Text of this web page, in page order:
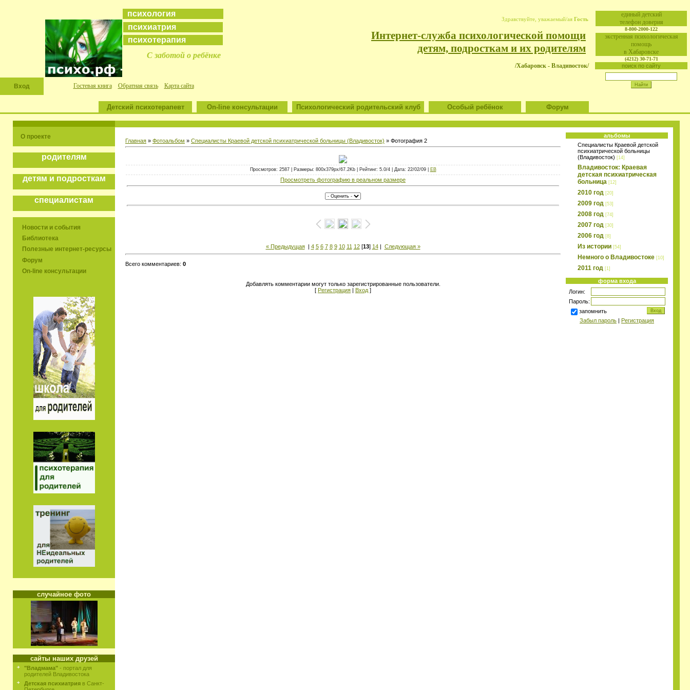
eдиный детский
телефон доверия
8-800-2000-122
экстренная психологическая
помощь
в Хабаровске
(4212) 30-71-71
поиск по сайту
психология
психиатрия
психотерапия
С заботой о ребёнке
Здравствуйте, уважаемый/ая Гость
Интернет-служба психологической помощи
детям, подросткам и их родителям
/Хабаровск - Владивосток/
Вход Гостевая книга Обратная связь Карта сайта
Детский психотерапевт On-line консультации Психологический родительский клуб Особый ребёнок Форум
О проекте
родителям
детям и подросткам
специалистам
Новости и события
Библиотека
Полезные интернет-ресурсы
Форум
On-line консультации
случайное фото
сайты наших друзей
"Владмама" - портал для
родителей Владивостока
Детская психиатрия в Санкт-
Главная » Фотоальбом » Специалисты Краевой детской психиатрической больницы (Владивосток) » Фотография 2
Просмотров: 2587 | Размеры: 800x379px/67.2Kb | Рейтинг: 5.0/4 | Дата: 22/02/09 | ЕВ
Просмотреть фотографию в реальном размере
« Предыдущая| 4 5 6 7 8 9 10 11 12[13] 14| Следующая »
Всего комментариев: 0
Добавлять комментарии могут только зарегистрированные пользователи.
[ Регистрация Вход ]
альбомы
Специалисты Краевой детской
психиатрической больницы
(Владивосток) [14]
Владивосток: Краевая
детская психиатрическая
больница [12]
2010 год [20]
2009 год [53]
2008 год [74]
2007 год [30]
2006 год [8]
Из истории [54]
Немного о Владивостоке [10]
2011 год [1]
форма входа
Логин:
Пароль:
запомнить
Забыл пароль | Регистрация